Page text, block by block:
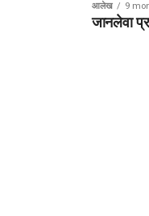
आलेख 9
जानलेवा